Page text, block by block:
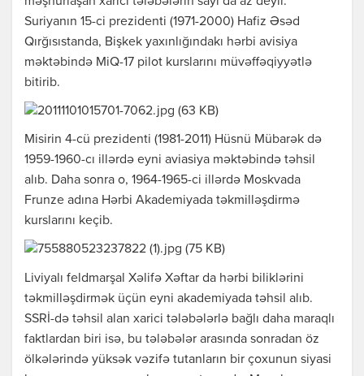
Suriyanın 15-ci prezidenti (1971-2000) Hafiz Əsəd
Qırğısıstanda, Bişkek yaxınlığındakı hərbi avisiya
məktəbində MiQ-17 pilot kurslarını müvəffəqiyyətlə
bitirib.
Misirin 4-cü prezidenti (1981-2011) Hüsnü Mübarək də
1959-1960-cı illərdə eyni aviasiya məktəbində təhsil
alıb. Daha sonra o, 1964-1965-ci illərdə Moskvada
Frunze adına Hərbi Akademiyada təkmilləşdirmə
kurslarını keçib.
Liviyalı feldmarşal Xəlifə Xəftar da hərbi biliklərini
təkmilləşdirmək üçün eyni akademiyada təhsil alıb.
SSRİ-də təhsil alan xarici tələbələrlə bağlı daha maraqlı
faktlardan biri isə, bu tələbələr arasında sonradan öz
ölkələrində yüksək vəzifə tutanların bir çoxunun siyasi